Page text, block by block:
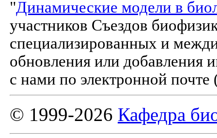
"Динамические модели в
участников Съездов
специализированных и
обновления или добавления
с нами по электронной почте
© 1999-2026 Кафедра